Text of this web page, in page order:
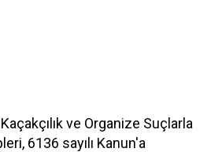
ve Organize Suçlarla
6136 sayılı Kanun'a